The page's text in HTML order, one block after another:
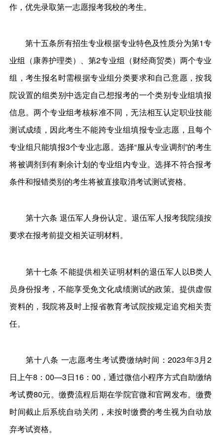
作，优先录取第一志愿报考我校的考生。
第十五条所有招生专业根据专业特色及性质分为第1专
业组（康养护理类）、第2专业组（财经商贸类）两个专业
组，考生报名时需根据专业组分类要求和自己意愿，按我
院设置的组类别中选定自己想报考的一个类别专业组填报
信息。两个专业组考核标准不同，无法相互认定职业技能
测试成绩，因此考生不能跨专业组填报专业志愿，且每个
专业组只能填报3个专业志愿。选择“服从专业调剂”的考生
将被调剂到有剩余计划的专业组内专业。选择不符合报考
条件和报错类别的考生将被直接取消考试测试资格。
第十六条 退伍军人身份认定。退伍军人报考我院须按
要求在报考前提交相关证明材料。
第十七条 不能提供相关证明材料的退伍军人以B类人
员身份报考，不能享受免文化成绩测试的政策。提供虚假
资料的，我院将及时上报省教育考试院按规定追究相关责
任。
第十八条 一志愿考生考试费缴纳时间：2023年3月2
日上午8：00—3日16：00，通过微信小程序方式自助缴纳
考试费80元。缴费流程后期在学院官微和官网发布。缴费
时间截止后系统自动关闭，未按时缴费的考生视为自动放
弃考试资格。